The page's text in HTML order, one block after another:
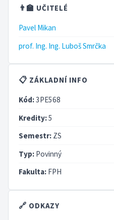
👨‍🏫 UČITELÉ
Pavel Mikan
prof. Ing. Ing. Luboš Smrčka
📋 ZÁKLADNÍ INFO
Kód:3PE568
Kredity:5
Semestr: ZS
Typ: Povinný
Fakulta: FPH
🔗 ODKAZY